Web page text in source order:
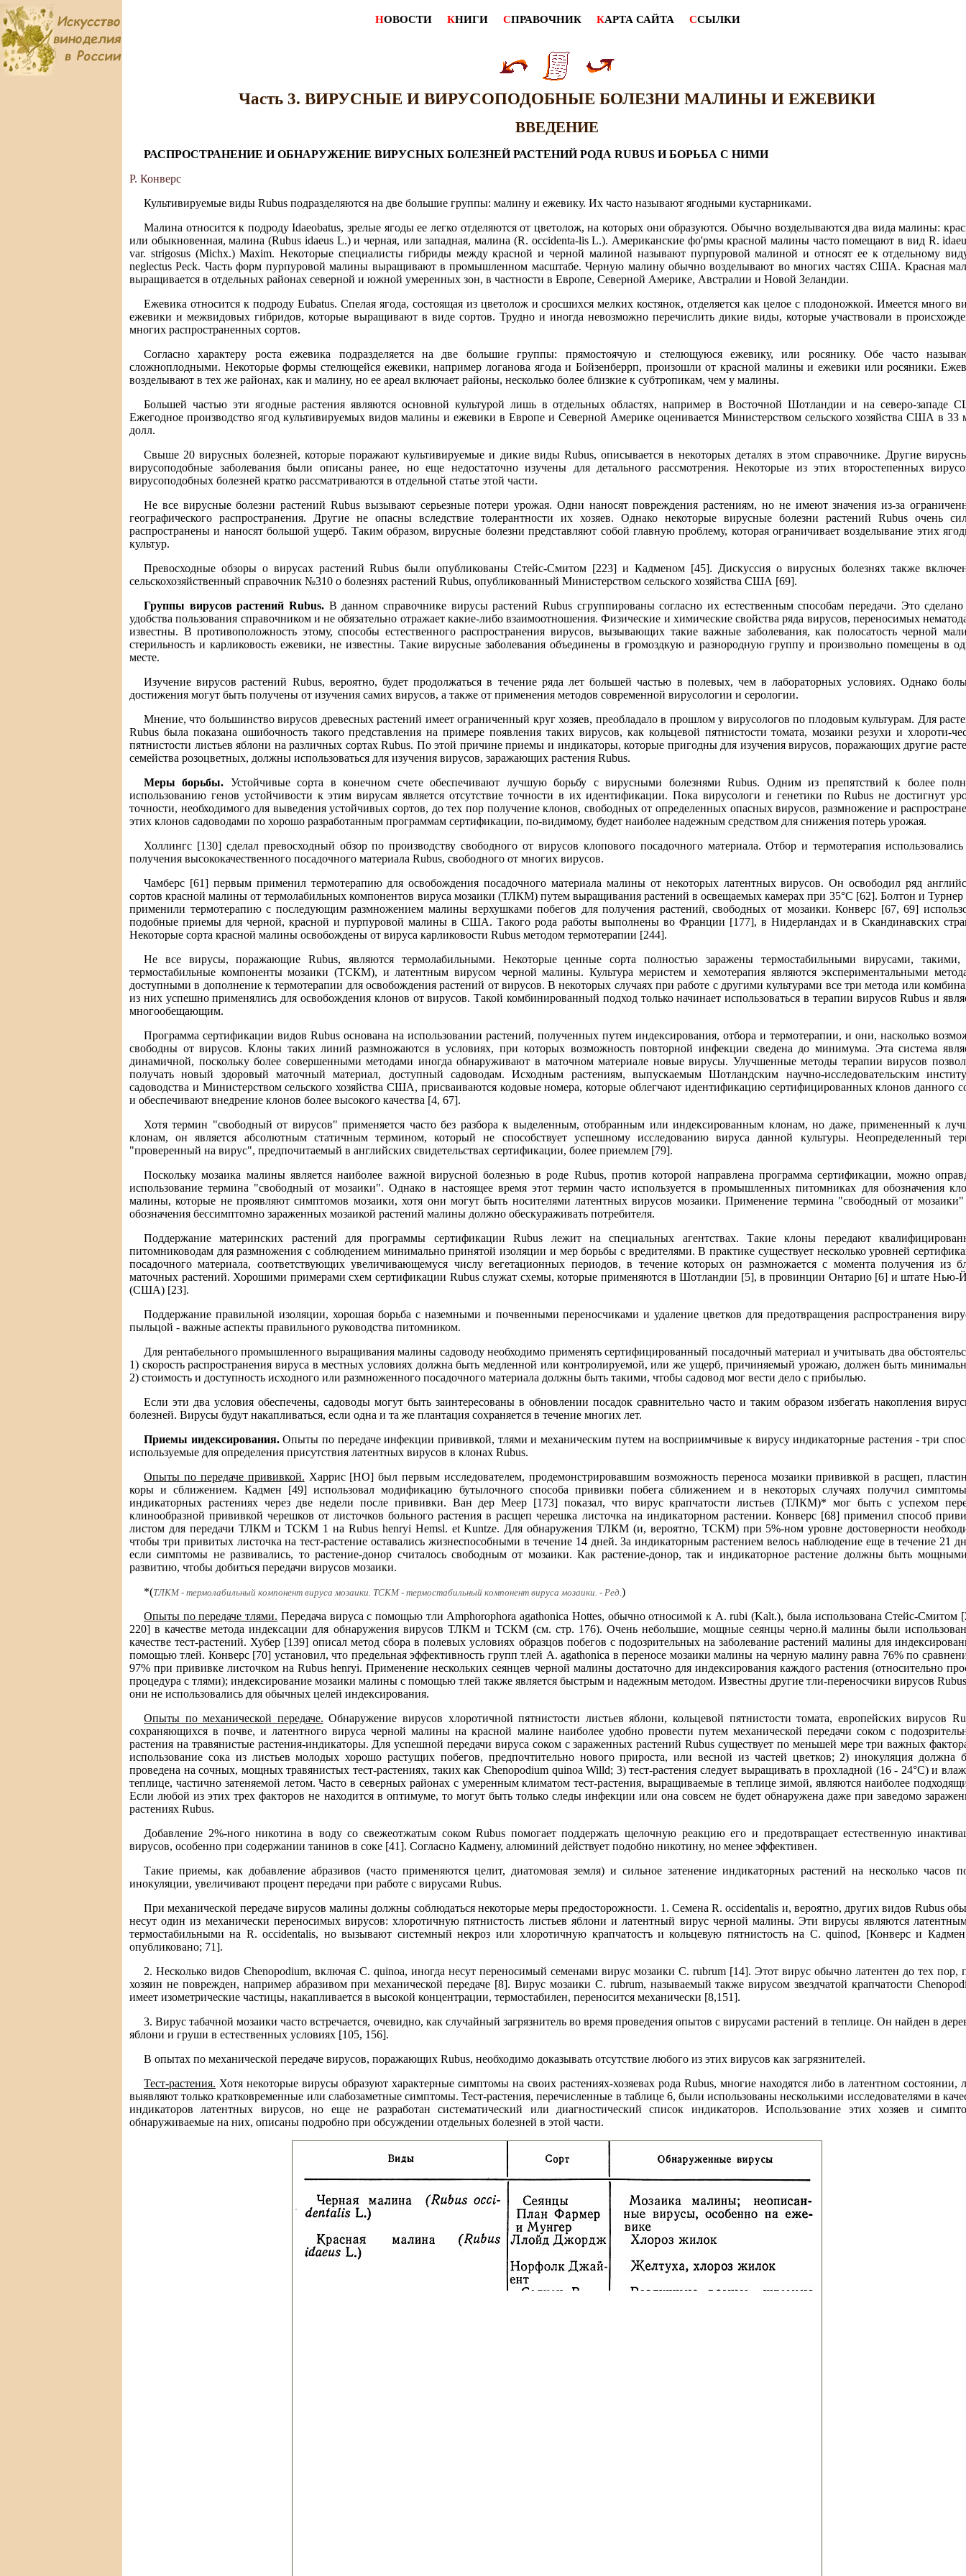
НОВОСТИ КНИГИ СПРАВОЧНИК КАРТА САЙТА ССЫЛКИ
Часть 3. ВИРУСНЫЕ И ВИРУСОПОДОБНЫЕ БОЛЕЗНИ МАЛИНЫ И ЕЖЕВИКИ
ВВЕДЕНИЕ
РАСПРОСТРАНЕНИЕ И ОБНАРУЖЕНИЕ ВИРУСНЫХ БОЛЕЗНЕЙ РАСТЕНИЙ РОДА RUBUS И БОРЬБА С НИМИ
Р. Конверс
Культивируемые виды Rubus подразделяются на две большие группы: малину и ежевику. Их часто называют ягодными кустарниками.
Малина относится к подроду Idaeobatus, зрелые ягоды ее легко отделяются от цветолож, на которых они образуются. Обычно возделываются два вида малины:
или обыкновенная, малина (Rubus idaeus L.) и черная, или западная, малина (R. occidenta-lis L.). Американские фо'рмы красной малины часто помещают в вид R.
var. strigosus (Michx.) Maxim. Некоторые специалисты гибриды между красной и черной малиной называют пурпуровой малиной и относят ее к отдельному
neglectus Peck. Часть форм пурпуровой малины выращивают в промышленном масштабе. Черную малину обычно возделывают во многих частях США. Красная
выращивается в отдельных районах северной и южной умеренных зон, в частности в Европе, Северной Америке, Австралии и Новой Зеландии.
Ежевика относится к подроду Eubatus. Спелая ягода, состоящая из цветолож и сросшихся мелких костянок, отделяется как целое с плодоножкой. Имеется много
ежевики и межвидовых гибридов, которые выращивают в виде сортов. Трудно и иногда невозможно перечислить дикие виды, которые участвовали в
многих распространенных сортов.
Согласно характеру роста ежевика подразделяется на две большие группы: прямостоячую и стелющуюся ежевику, или росянику. Обе часто
сложноплодными. Некоторые формы стелющейся ежевики, например логанова ягода и Бойзенберрп, произошли от красной малины и ежевики или росяники.
возделывают в тех же районах, как и малину, но ее ареал включает районы, несколько более близкие к субтропикам, чем у малины.
Большей частью эти ягодные растения являются основной культурой лишь в отдельных областях, например в Восточной Шотландии и на северо-западе
Ежегодное производство ягод культивируемых видов малины и ежевики в Европе и Северной Америке оценивается Министерством сельского хозяйства США в 33
долл.
Свыше 20 вирусных болезней, которые поражают культивируемые и дикие виды Rubus, описывается в некоторых деталях в этом справочнике. Другие
вирусоподобные заболевания были описаны ранее, но еще недостаточно изучены для детального рассмотрения. Некоторые из этих второстепенных
вирусоподобных болезней кратко рассматриваются в отдельной статье этой части.
Не все вирусные болезни растений Rubus вызывают серьезные потери урожая. Одни наносят повреждения растениям, но не имеют значения из-за
географического распространения. Другие не опасны вследствие толерантности их хозяев. Однако некоторые вирусные болезни растений Rubus очень
распространены и наносят большой ущерб. Таким образом, вирусные болезни представляют собой главную проблему, которая ограничивает возделывание этих
культур.
Превосходные обзоры о вирусах растений Rubus были опубликованы Стейс-Смитом [223] и Кадменом [45]. Дискуссия о вирусных болезнях также
сельскохозяйственный справочник №310 о болезнях растений Rubus, опубликованный Министерством сельского хозяйства США [69].
Группы вирусов растений Rubus. В данном справочнике вирусы растений Rubus сгруппированы согласно их естественным способам передачи. Это сделано
удобства пользования справочником и не обязательно отражает какие-либо взаимоотношения. Физические и химические свойства ряда вирусов, переносимых
известны. В противоположность этому, способы естественного распространения вирусов, вызывающих такие важные заболевания, как полосатость черной
стерильность и карликовость ежевики, не известны. Такие вирусные заболевания объединены в громоздкую и разнородную группу и произвольно помещены в
месте.
Изучение вирусов растений Rubus, вероятно, будет продолжаться в течение ряда лет большей частью в полевых, чем в лабораторных условиях. Однако
достижения могут быть получены от изучения самих вирусов, а также от применения методов современной вирусологии и серологии.
Мнение, что большинство вирусов древесных растений имеет ограниченный круг хозяев, преобладало в прошлом у вирусологов по плодовым культурам. Для
Rubus была показана ошибочность такого представления на примере появления таких вирусов, как кольцевой пятнистости томата, мозаики резухи и хлороти-
пятнистости листьев яблони на различных сортах Rubus. По этой причине приемы и индикаторы, которые пригодны для изучения вирусов, поражающих другие
семейства розоцветных, должны использоваться для изучения вирусов, заражающих растения Rubus.
Меры борьбы. Устойчивые сорта в конечном счете обеспечивают лучшую борьбу с вирусными болезнями Rubus. Одним из препятствий к более
использованию генов устойчивости к этим вирусам является отсутствие точности в их идентификации. Пока вирусологи и генетики по Rubus не достигнут
точности, необходимого для выведения устойчивых сортов, до тех пор получение клонов, свободных от определенных опасных вирусов, размножение и
этих клонов садоводами по хорошо разработанным программам сертификации, по-видимому, будет наиболее надежным средством для снижения потерь урожая.
Холлингс [130] сделал превосходный обзор по производству свободного от вирусов клопового посадочного материала. Отбор и термотерапия
получения высококачественного посадочного материала Rubus, свободного от многих вирусов.
Чамберс [61] первым применил термотерапию для освобождения посадочного материала малины от некоторых латентных вирусов. Он освободил ряд
сортов красной малины от термолабильных компонентов вируса мозаики (ТЛКМ) путем выращивания растений в освещаемых камерах при 35°С [62]. Болтон и
применили термотерапию с последующим размножением малины верхушками побегов для получения растений, свободных от мозаики. Конверс [67, 69]
подобные приемы для черной, красной и пурпуровой малины в США. Такого рода работы выполнены во Франции [177], в Нидерландах и в Скандинавских
Некоторые сорта красной малины освобождены от вируса карликовости Rubus методом термотерапии [244].
Не все вирусы, поражающие Rubus, являются термолабильными. Некоторые ценные сорта полностью заражены термостабильными вирусами, такими,
термостабильные компоненты мозаики (ТСКМ), и латентным вирусом черной малины. Культура меристем и хемотерапия являются экспериментальными
доступными в дополнение к термотерапии для освобождения растений от вирусов. В некоторых случаях при работе с другими культурами все три метода или
из них успешно применялись для освобождения клонов от вирусов. Такой комбинированный подход только начинает использоваться в терапии вирусов Rubus и
многообещающим.
Программа сертификации видов Rubus основана на использовании растений, полученных путем индексирования, отбора и термотерапии, и они, насколько
свободны от вирусов. Клоны таких линий размножаются в условиях, при которых возможность повторной инфекции сведена до минимума. Эта система
динамичной, поскольку более совершенными методами иногда обнаруживают в маточном материале новые вирусы. Улучшенные методы терапии вирусов
получать новый здоровый маточный материал, доступный садоводам. Исходным растениям, выпускаемым Шотландским научно-исследовательским
садоводства и Министерством сельского хозяйства США, присваиваются кодовые номера, которые облегчают идентификацию сертифицированных клонов данного
и обеспечивают внедрение клонов более высокого качества [4, 67].
Хотя термин "свободный от вирусов" применяется часто без разбора к выделенным, отобранным или индексированным клонам, но даже, примененный к
клонам, он является абсолютным статичным термином, который не способствует успешному исследованию вируса данной культуры. Неопределенный
"проверенный на вирус", предпочитаемый в английских свидетельствах сертификации, более приемлем [79].
Поскольку мозаика малины является наиболее важной вирусной болезнью в роде Rubus, против которой направлена программа сертификации, можно
использование термина "свободный от мозаики". Однако в настоящее время этот термин часто используется в промышленных питомниках для обозначения
малины, которые не проявляют симптомов мозаики, хотя они могут быть носителями латентных вирусов мозаики. Применение термина "свободный от мозаики"
обозначения бессимптомно зараженных мозаикой растений малины должно обескураживать потребителя.
Поддержание материнских растений для программы сертификации Rubus лежит на специальных агентствах. Такие клоны передают
питомниководам для размножения с соблюдением минимально принятой изоляции и мер борьбы с вредителями. В практике существует несколько уровней
посадочного материала, соответствующих увеличивающемуся числу вегетационных периодов, в течение которых он размножается с момента получения из
маточных растений. Хорошими примерами схем сертификации Rubus служат схемы, которые применяются в Шотландии [5], в провинции Онтарио [6] и штате Нью-
(США) [23].
Поддержание правильной изоляции, хорошая борьба с наземными и почвенными переносчиками и удаление цветков для предотвращения распространения
пыльцой - важные аспекты правильного руководства питомником.
Для рентабельного промышленного выращивания малины садоводу необходимо применять сертифицированный посадочный материал и учитывать два
1) скорость распространения вируса в местных условиях должна быть медленной или контролируемой, или же ущерб, причиняемый урожаю, должен быть
2) стоимость и доступность исходного или размноженного посадочного материала должны быть такими, чтобы садовод мог вести дело с прибылью.
Если эти два условия обеспечены, садоводы могут быть заинтересованы в обновлении посадок сравнительно часто и таким образом избегать накопления
болезней. Вирусы будут накапливаться, если одна и та же плантация сохраняется в течение многих лет.
Приемы индексирования.Опыты по передаче инфекции прививкой, тлями и механическим путем на восприимчивые к вирусу индикаторные растения - три
используемые для определения присутствия латентных вирусов в клонах Rubus.
Опыты по передаче прививкой. Харрис [НО] был первым исследователем, продемонстрировавшим возможность переноса мозаики прививкой в расщеп,
коры и сближением. Кадмен [49] использовал модификацию бутылочного способа прививки побега сближением и в некоторых случаях получил
индикаторных растениях через две недели после прививки. Ван дер Меер [173] показал, что вирус крапчатости листьев (ТЛКМ)* мог быть с успехом
клинообразной прививкой черешков от листочков больного растения в расщеп черешка листочка на индикаторном растении. Конверс [68] применил способ
листом для передачи ТЛКМ и ТСКМ 1 на Rubus henryi Hemsl. et Kuntze. Для обнаружения ТЛКМ (и, вероятно, ТСКМ) при 5%-ном уровне достоверности
чтобы три привитых листочка на тест-растение оставались жизнеспособными в течение 14 дней. За индикаторным растением велось наблюдение еще в течение 21
если симптомы не развивались, то растение-донор считалось свободным от мозаики. Как растение-донор, так и индикаторное растение должны быть
развитию, чтобы добиться передачи вирусов мозаики.
*(ТЛКМ - термолабильный компонент вируса мозаики. ТСКМ - термостабильный компонент вируса мозаики. - Ред. )
Опыты по передаче тлями. Передача вируса с помощью тли Amphorophora agathonica Hottes, обычно относимой к A. rubi (Kalt.), была использована Стейс-Смитом
220] в качестве метода индексации для обнаружения вирусов ТЛКМ и ТСКМ (см. стр. 176). Очень небольшие, мощные сеянцы черно.й малины были
качестве тест-растений. Хубер [139] описал метод сбора в полевых условиях образцов побегов с подозрительных на заболевание растений малины для
помощью тлей. Конверс [70] установил, что предельная эффективность групп тлей A. agathonica в переносе мозаики малины на черную малину равна 76% по
97% при прививке листочком на Rubus henryi. Применение нескольких сеянцев черной малины достаточно для индексирования каждого растения (относительно
процедура с тлями); индексирование мозаики малины с помощью тлей также является быстрым и надежным методом. Известны другие тли-переносчики вирусов
они не использовались для обычных целей индексирования.
Опыты по механической передаче. Обнаружение вирусов хлоротичной пятнистости листьев яблони, кольцевой пятнистости томата, европейских вирусов
сохраняющихся в почве, и латентного вируса черной малины на красной малине наиболее удобно провести путем механической передачи соком с
растения на травянистые растения-индикаторы. Для успешной передачи вируса соком с зараженных растений Rubus существует по меньшей мере три важных
использование сока из листьев молодых хорошо растущих побегов, предпочтительно нового прироста, или весной из частей цветков; 2) инокуляция должна
проведена на сочных, мощных травянистых тест-растениях, таких как Chenopodium quinoa Willd; 3) тест-растения следует выращивать в прохладной (16 - 24°С) и
теплице, частично затеняемой летом. Часто в северных районах с умеренным климатом тест-растения, выращиваемые в теплице зимой, являются наиболее
Если любой из этих трех факторов не находится в оптимуме, то могут быть только следы инфекции или она совсем не будет обнаружена даже при заведомо
растениях Rubus.
Добавление 2%-ного никотина в воду со свежеотжатым соком Rubus помогает поддержать щелочную реакцию его и предотвращает естественную
вирусов, особенно при содержании танинов в соке [41]. Согласно Кадмену, алюминий действует подобно никотину, но менее эффективен.
Такие приемы, как добавление абразивов (часто применяются целит, диатомовая земля) и сильное затенение индикаторных растений на несколько часов
инокуляции, увеличивают процент передачи при работе с вирусами Rubus.
При механической передаче вирусов малины должны соблюдаться некоторые меры предосторожности. 1. Семена R. occidentalis и, вероятно, других видов Rubus
несут один из механически переносимых вирусов: хлоротичную пятнистость листьев яблони и латентный вирус черной малины. Эти вирусы являются
термостабильными на R. occidentalis, но вызывают системный некроз или хлоротичную крапчатостъ и кольцевую пятнистость на С. quinod, [Конверс и
опубликовано; 71].
2. Несколько видов Chenopodium, включая С. quinoa, иногда несут переносимый семенами вирус мозаики С. rubrum [14]. Этот вирус обычно латентен до тех пор,
хозяин не поврежден, например абразивом при механической передаче [8]. Вирус мозаики С. rubrum, называемый также вирусом звездчатой крапчатости
имеет изометрические частицы, накапливается в высокой концентрации, термостабилен, переносится механически [8,151].
3. Вирус табачной мозаики часто встречается, очевидно, как случайный загрязнитель во время проведения опытов с вирусами растений в теплице. Он найден в
яблони и груши в естественных условиях [105, 156].
В опытах по механической передаче вирусов, поражающих Rubus, необходимо доказывать отсутствие любого из этих вирусов как загрязнителей.
Тест-растения. Хотя некоторые вирусы образуют характерные симптомы на своих растениях-хозяевах рода Rubus, многие находятся либо в латентном состоянии,
выявляют только кратковременные или слабозаметные симптомы. Тест-растения, перечисленные в таблице 6, были использованы несколькими исследователями в
индикаторов латентных вирусов, но еще не разработан систематический или диагностический список индикаторов. Использование этих хозяев и
обнаруживаемые на них, описаны подробно при обсуждении отдельных болезней в этой части.